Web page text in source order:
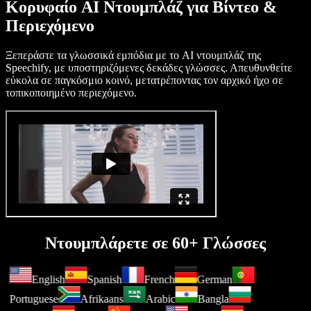
Κορυφαίο AI Ντουμπλάζ για Βίντεο &
Περιεχόμενο
Ξεπεράστε τα γλωσσικά εμπόδια με το AI ντουμπλάζ της
Speechify, με υποστηριζόμενες δεκάδες γλώσσες. Απευθυνθείτε
εύκολα σε παγκόσμιο κοινό, μετατρέποντας τον αρχικό ήχο σε
τοπικοποιημένο περιεχόμενο.
Ντουμπλάρετε σε 60+ Γλώσσες
English Spanish French
German
Portuguese
Afrikaans Arabic
Bangla